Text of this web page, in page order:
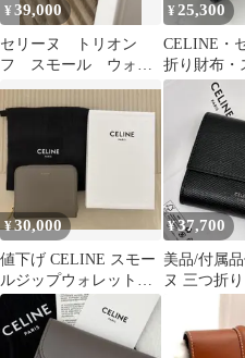
¥39,000
セリーヌ トリオン
フ スモール ウォレ
ット 3つ折り財布 キ
ャンバス×レザー
¥25,300
CELINE・
折り財布・
トリフォー
ット・黒
¥30,000
値下げ CELINE スモー
ルジップウォレットエ
ッセンシャル ペブル
¥37,700
美品/付属
ヌ 三つ折り
リフォール